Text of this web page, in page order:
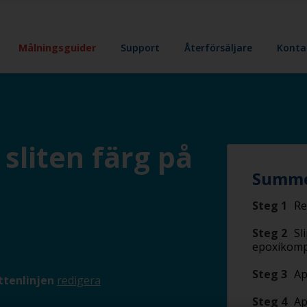
Målningsguider Support Återförsäljare
färg på
redigera
Steg 1
Steg 2
Steg 3
Steg 4